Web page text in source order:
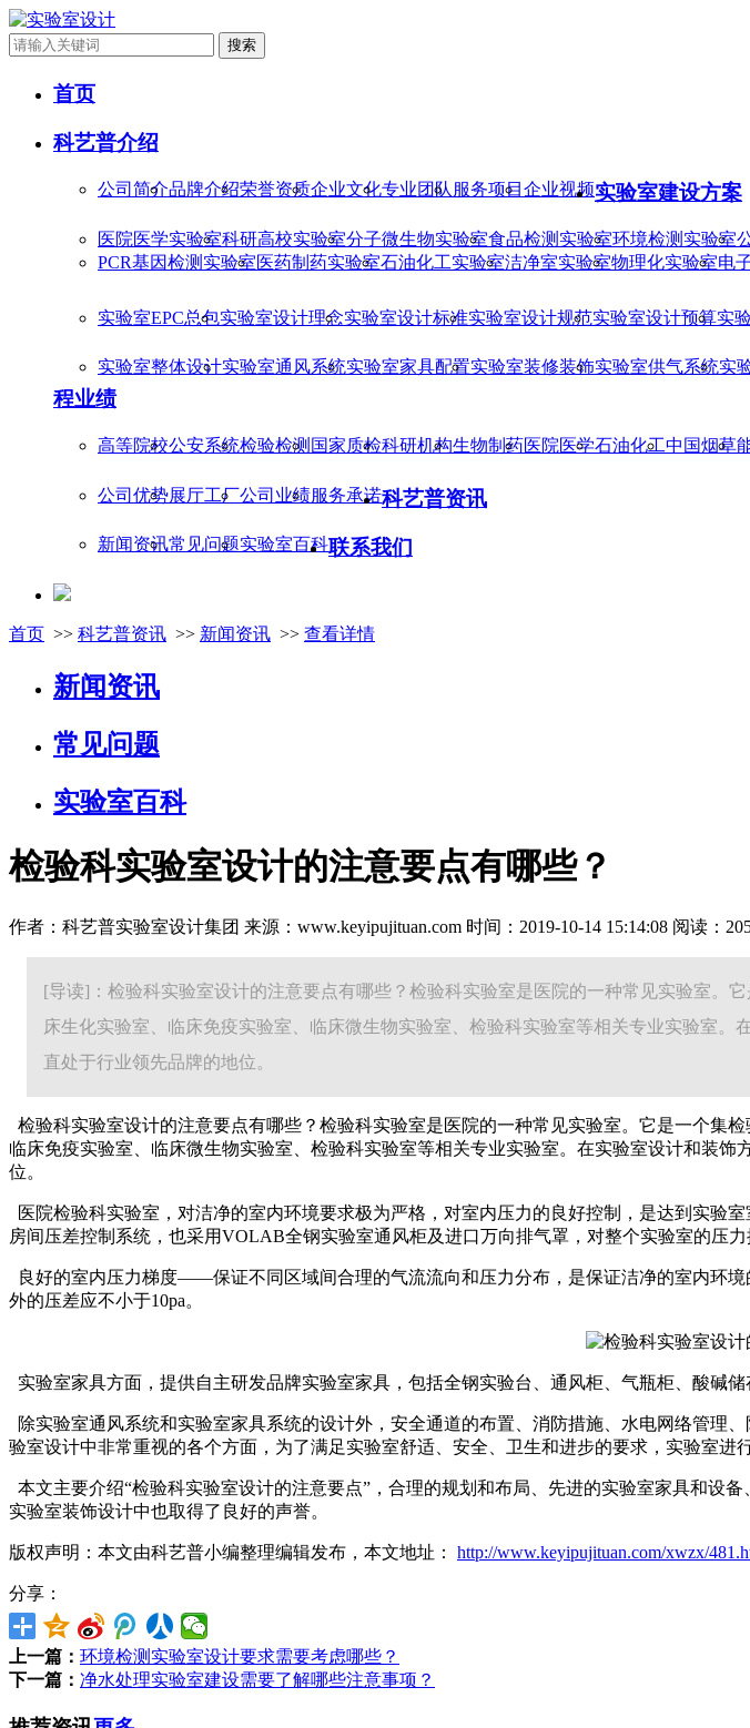
搜索
首页
科艺普介绍
公司简介品牌介绍荣誉资质企业文化专业团队 服务项目 企业视频实验室建设方案
医院医学实验室科研高校实验室分子微生物实验室食品检测实验室环境检测实验室
PCR基因检测实验室医药制药实验室石油化工实验室洁净室实验室物理化实验室电
实验室EPC总包实验室设计理念实验室设计标准实验室设计规范实验室设计预算实
实验室整体设计实验室通风系统实验室家具配置实验室装修装饰实验室供气系统实
程业绩
高等院校公安系统检验检测 国家质检科研机构生物制药医院医学石油化工中国烟草
公司优势展厅工厂公司业绩服务承诺科艺普资讯
新闻资讯常见问题实验室百科联系我们
首页 >> 科艺普资讯 >> 新闻资讯 >> 查看详情
新闻资讯
常见问题
实验室百科
检验科实验室设计的注意要点有哪些？
作者：科艺普实验室设计集团 来源：www.keyipujituan.com 时间：2019-10-14 15:14:08 阅读：
[导读]：检验科实验室设计的注意要点有哪些？检验科实验室是医院的一种常见实验室。
床生化实验室、临床免疫实验室、临床微生物实验室、检验科实验室等相关专业实验室
直处于行业领先品牌的地位。
检验科实验室设计的注意要点有哪些？检验科实验室是医院的一种常见实验室。它是一个集
临床免疫实验室、临床微生物实验室、检验科实验室等相关专业实验室。在实验室设计和装
位。
医院检验科实验室，对洁净的室内环境要求极为严格，对室内压力的良好控制，是达到实验
房间压差控制系统，也采用VOLAB全钢实验室通风柜及进口万向排气罩，对整个实验室的压力
良好的室内压力梯度——保证不同区域间合理的气流流向和压力分布，是保证洁净的室内环
外的压差应不小于10pa。
实验室家具方面，提供自主研发品牌实验室家具，包括全钢实验台、通风柜、气瓶柜、酸碱储
除实验室通风系统和实验室家具系统的设计外，安全通道的布置、消防措施、水电网络管理
验室设计中非常重视的各个方面，为了满足实验室舒适、安全、卫生和进步的要求，实验室进
本文主要介绍“检验科实验室设计的注意要点”，合理的规划和布局、先进的实验室家具和设
实验室装饰设计中也取得了良好的声誉。
版权声明：本文由科艺普小编整理编辑发布，本文地址： http://www.keyipujituan.com/xwzx/
分享：
上一篇： 环境检测实验室设计要求需要考虑哪些？
下一篇： 净水处理实验室建设需要了解哪些注意事项？